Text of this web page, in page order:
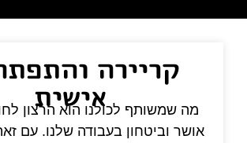
קריירה
אישית
מה שמשותף לכולנו הוא הרצון
אושר וביטחון בעבודה שלנו. עם